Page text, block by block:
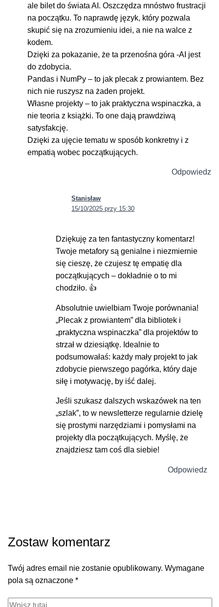
ale bilet do świata AI. Oszczędza mnóstwo frustracji
na początku. To naprawdę język, który pozwala
skupić się na zrozumieniu idei, a nie na walce z
kodem.
Dzięki za pokazanie, że ta przenośna góra -AI jest
do zdobycia.
Pandas i NumPy – to jak plecak z prowiantem. Bez
nich nie ruszysz na żaden projekt.
Własne projekty – to jak praktyczna wspinaczka, a
nie teoria z książki. To one dają prawdziwą
satysfakcję.
Dzięki za ujęcie tematu w sposób konkretny i z
empatią wobec początkujących.
Odpowiedz
Stanisław
15/10/2025 przy 15:30
Dziękuję za ten fantastyczny komentarz!
Twoje metafory są genialne i niezmiernie
się cieszę, że czujesz tę empatię dla
początkujących – dokładnie o to mi
chodziło. 👍
Absolutnie uwielbiam Twoje porównania!
„Plecak z prowiantem” dla bibliotek i
„praktyczna wspinaczka” dla projektów to
strzał w dziesiątkę. Idealnie to
podsumowałaś: każdy mały projekt to jak
zdobycie pierwszego pagórka, który daje
siłę i motywację, by iść dalej.
Jeśli szukasz dalszych wskazówek na ten
„szlak”, to w newsletterze regularnie dzielę
się prostymi narzędziami i pomysłami na
projekty dla początkujących. Myślę, że
znajdziesz tam coś dla siebie!
Odpowiedz
Zostaw komentarz
Twój adres email nie zostanie opublikowany. Wymagane
pola są oznaczone*
Wpisz